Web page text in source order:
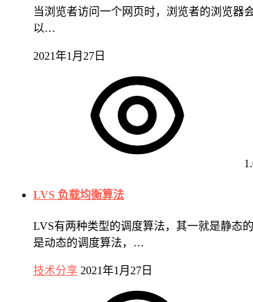
当浏览者访问一个网页时，浏览者的浏览器
以…
2021年1月27日
LVS 负载均衡算法
LVS有两种类型的调度算法，其一就是静态
是动态的调度算法，…
技术分享 2021年1月27日